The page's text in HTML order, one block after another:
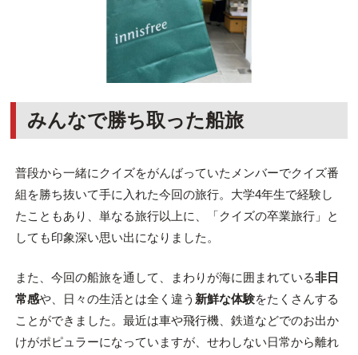
みんなで勝ち取った船旅
普段から一緒にクイズをがんばっていたメンバーでクイズ番
組を勝ち抜いて手に入れた今回の旅行。大学4年生で経験し
たこともあり、単なる旅行以上に、「クイズの卒業旅行」と
しても印象深い思い出になりました。
また、今回の船旅を通して、まわりが海に囲まれている非日
常感や、日々の生活とは全く違う 新鮮な体験をたくさんする
ことができました。最近は車や飛行機、鉄道などでのお出か
けがポピュラーになっていますが、せわしない日常から離れ